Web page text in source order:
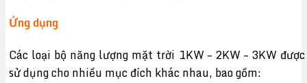
Ứng dụng
Các loại bộ năng lượng mặt trời 1KW – 2KW – 3KW được
sử dụng cho nhiều mục đích khác nhau, bao gồm: